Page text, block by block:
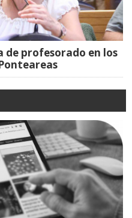
de profesorado en los